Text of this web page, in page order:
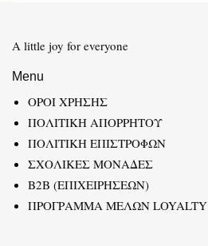
A little joy for everyone
Menu
ΟΡΟΙ ΧΡΗΣΗΣ
ΠΟΛΙΤΙΚΗ ΑΠΟΡΡΗΤΟΥ
ΠΟΛΙΤΙΚΗ ΕΠΙΣΤΡΟΦΩΝ
ΣΧΟΛΙΚΕΣ ΜΟΝΑΔΕΣ
B2B (ΕΠΙΧΕΙΡΗΣΕΩΝ)
ΠΡΟΓΡΑΜΜΑ ΜΕΛΩΝ LOYALTY